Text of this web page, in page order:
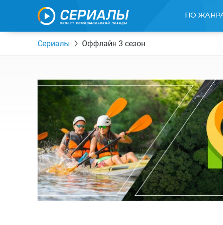
ПО
Сериалы Оффлайн 3 сезон